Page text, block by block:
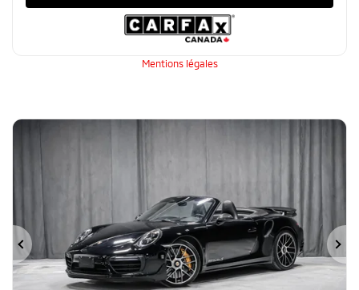
Mentions légales
Précédent